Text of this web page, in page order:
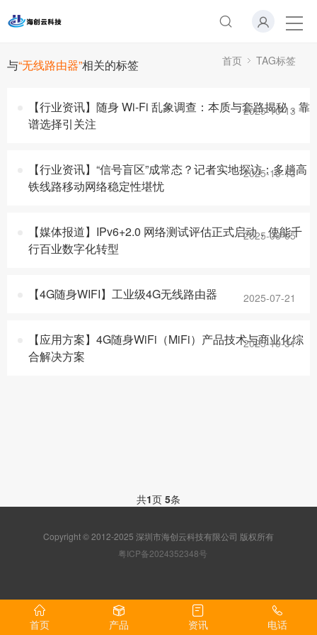
与“无线路由器”相关的标签 首页 TAG标签
【行业资讯】随身 Wi-Fi 乱象调查：本质与套路揭秘，靠
谱选择引关注
2025-10-13
【行业资讯】“信号盲区”成常态？记者实地探访：多趟高
铁线路移动网络稳定性堪忧
2025-10-13
【媒体报道】IPv6+2.0 网络测试评估正式启动，使能千
行百业数字化转型
2025-08-05
【4G随身WIFI】工业级4G无线路由器 2025-07-21
【应用方案】4G随身WiFi（MiFi）产品技术与商业化综
合解决方案
2025-10-31
共1页 5条
Copyright © 2012-2025 深圳市海创云科技有限公司 版权所有
粤ICP备2024352348号
首页 产品 资讯 电话